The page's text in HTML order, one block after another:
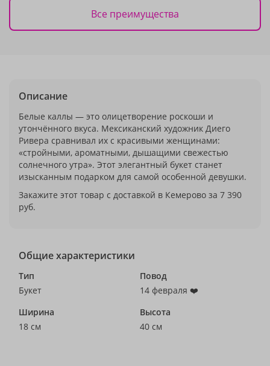
Все преимущества
Описание
Белые каллы — это олицетворение роскоши и
утончённого вкуса. Мексиканский художник Диего
Ривера сравнивал их с красивыми женщинами:
«стройными, ароматными, дышащими свежестью
солнечного утра». Этот элегантный букет станет
изысканным подарком для самой особенной девушки.
Закажите этот товар с доставкой в Кемерово за 7 390
руб.
Общие характеристики
Тип
Букет
Повод
14 февраля ❤️
Ширина
18 см
Высота
40 см